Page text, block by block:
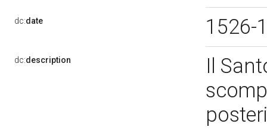
dc:date 1526-
dc:description
Il